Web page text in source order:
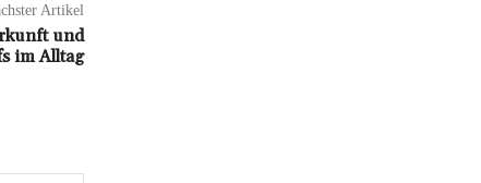
Artikel
und
im Alltag